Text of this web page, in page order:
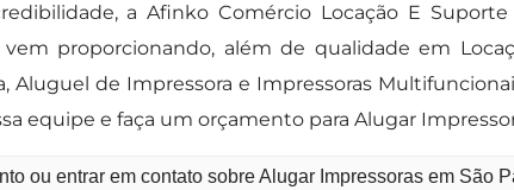
a Afinko Comércio Locação E
proporcionando, além de qualidade em
Aluguel de Impressora e Impressoras
equipe e faça um orçamento para Alugar
ou entrar em contato sobre Alugar Impressoras em São